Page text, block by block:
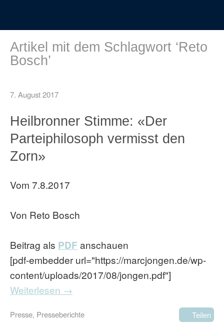
Artikel mit dem Schlagwort ‘Reto
Bosch’
7. August 2017
Heilbronner Stimme: «Der
Parteiphilosoph vermisst den
Zorn»
Vom 7.8.2017
Von Reto Bosch
Beitrag als PDF anschauen
[pdf-embedder url="https://marcjongen.de/wp-
content/uploads/2017/08/jongen.pdf"]
Weiterlesen →
Presse, Presseberichte Teilen